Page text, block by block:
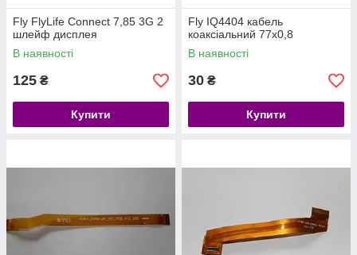
Fly FlyLife Connect 7,85 3G 2
шлейф дисплея
В наявності
125 ₴
Купити
Fly IQ4404 кабель
коаксіальний 77х0,8
В наявності
30 ₴
Купити